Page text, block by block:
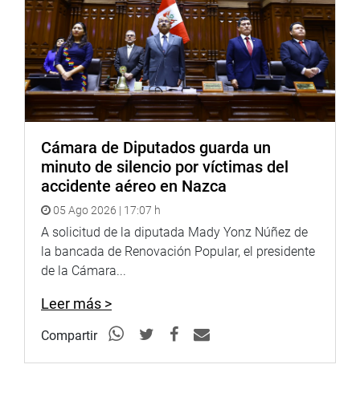
Cámara de Diputados guarda un
minuto de silencio por víctimas del
accidente aéreo en Nazca
05 Ago 2026 | 17:07 h
A solicitud de la diputada Mady Yonz Núñez de
la bancada de Renovación Popular, el presidente
de la Cámara...
Leer más >
Compartir